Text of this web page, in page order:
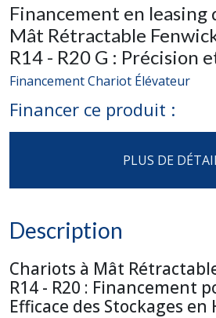
Financement en leasing
Mât Rétractable
R14 - R20 G : Précision
Financement Chariot Élévateur
Financer ce produit :
PLUS DE
Description
Chariots à Mât
R14 - R20 : Financement
Efficace des Stockages